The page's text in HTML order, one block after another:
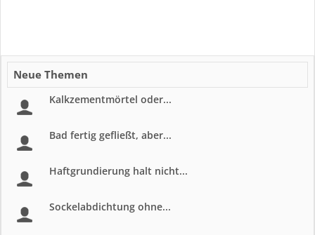
Neue Themen
Kalkzementmörtel oder...
Bad fertig gefließt, aber...
Haftgrundierung halt nicht...
Sockelabdichtung ohne...